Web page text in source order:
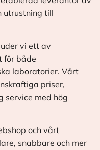
utrustning till
vi ett av
för både
laboratorier. Vårt
priser,
service med hög
och vårt
snabbare och mer